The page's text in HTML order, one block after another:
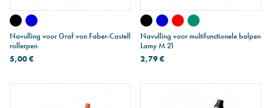
Navulling voor Graf von Faber-Castell
rollerpen
5,00 €
Navulling voor multifunctionele balpen
Lamy M 21
2,79 €